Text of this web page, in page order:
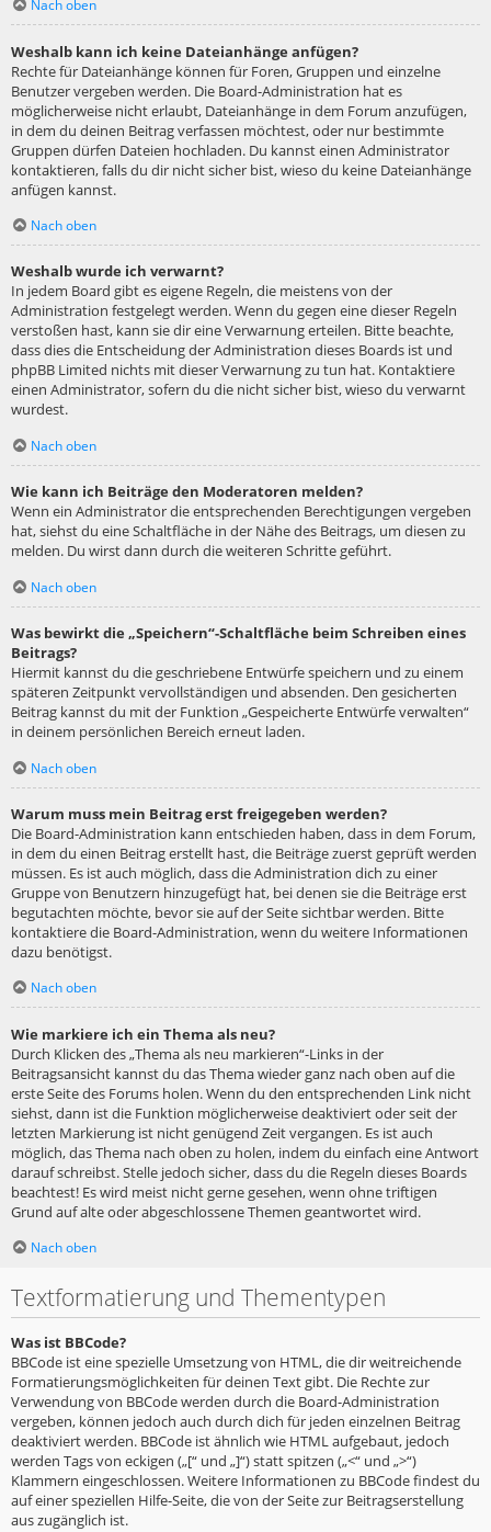
Nach oben
Weshalb kann ich keine Dateianhänge anfügen?
Rechte für Dateianhänge können für Foren, Gruppen und einzelne
Benutzer vergeben werden. Die Board-Administration hat es
möglicherweise nicht erlaubt, Dateianhänge in dem Forum anzufügen,
in dem du deinen Beitrag verfassen möchtest, oder nur bestimmte
Gruppen dürfen Dateien hochladen. Du kannst einen Administrator
kontaktieren, falls du dir nicht sicher bist, wieso du keine Dateianhänge
anfügen kannst.
Nach oben
Weshalb wurde ich verwarnt?
In jedem Board gibt es eigene Regeln, die meistens von der
Administration festgelegt werden. Wenn du gegen eine dieser Regeln
verstoßen hast, kann sie dir eine Verwarnung erteilen. Bitte beachte,
dass dies die Entscheidung der Administration dieses Boards ist und
phpBB Limited nichts mit dieser Verwarnung zu tun hat. Kontaktiere
einen Administrator, sofern du die nicht sicher bist, wieso du verwarnt
wurdest.
Nach oben
Wie kann ich Beiträge den Moderatoren melden?
Wenn ein Administrator die entsprechenden Berechtigungen vergeben
hat, siehst du eine Schaltfläche in der Nähe des Beitrags, um diesen zu
melden. Du wirst dann durch die weiteren Schritte geführt.
Nach oben
Was bewirkt die „Speichern“-Schaltfläche beim Schreiben eines
Beitrags?
Hiermit kannst du die geschriebene Entwürfe speichern und zu einem
späteren Zeitpunkt vervollständigen und absenden. Den gesicherten
Beitrag kannst du mit der Funktion „Gespeicherte Entwürfe verwalten“
in deinem persönlichen Bereich erneut laden.
Nach oben
Warum muss mein Beitrag erst freigegeben werden?
Die Board-Administration kann entschieden haben, dass in dem Forum,
in dem du einen Beitrag erstellt hast, die Beiträge zuerst geprüft werden
müssen. Es ist auch möglich, dass die Administration dich zu einer
Gruppe von Benutzern hinzugefügt hat, bei denen sie die Beiträge erst
begutachten möchte, bevor sie auf der Seite sichtbar werden. Bitte
kontaktiere die Board-Administration, wenn du weitere Informationen
dazu benötigst.
Nach oben
Wie markiere ich ein Thema als neu?
Durch Klicken des „Thema als neu markieren“-Links in der
Beitragsansicht kannst du das Thema wieder ganz nach oben auf die
erste Seite des Forums holen. Wenn du den entsprechenden Link nicht
siehst, dann ist die Funktion möglicherweise deaktiviert oder seit der
letzten Markierung ist nicht genügend Zeit vergangen. Es ist auch
möglich, das Thema nach oben zu holen, indem du einfach eine Antwort
darauf schreibst. Stelle jedoch sicher, dass du die Regeln dieses Boards
beachtest! Es wird meist nicht gerne gesehen, wenn ohne triftigen
Grund auf alte oder abgeschlossene Themen geantwortet wird.
Nach oben
Textformatierung und Thementypen
Was ist BBCode?
BBCode ist eine spezielle Umsetzung von HTML, die dir weitreichende
Formatierungsmöglichkeiten für deinen Text gibt. Die Rechte zur
Verwendung von BBCode werden durch die Board-Administration
vergeben, können jedoch auch durch dich für jeden einzelnen Beitrag
deaktiviert werden. BBCode ist ähnlich wie HTML aufgebaut, jedoch
werden Tags von eckigen („[“ und „]“) statt spitzen („<“ und „>“)
Klammern eingeschlossen. Weitere Informationen zu BBCode findest du
auf einer speziellen Hilfe-Seite, die von der Seite zur Beitragserstellung
aus zugänglich ist.